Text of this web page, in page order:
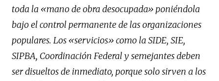
toda la «mano de obra desocupada» poniéndola
bajo el control permanente de las organizaciones
populares. Los «servicios» como la SIDE, SIE,
SIPBA, Coordinación Federal y semejantes deben
ser disueltos de inmediato, porque solo sirven a los